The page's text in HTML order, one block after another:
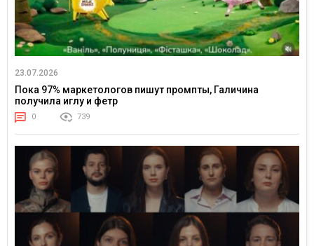
23.07.2026
Пока 97% маркетологов пишут промпты, Галичина
получила иглу и фетр
0 739